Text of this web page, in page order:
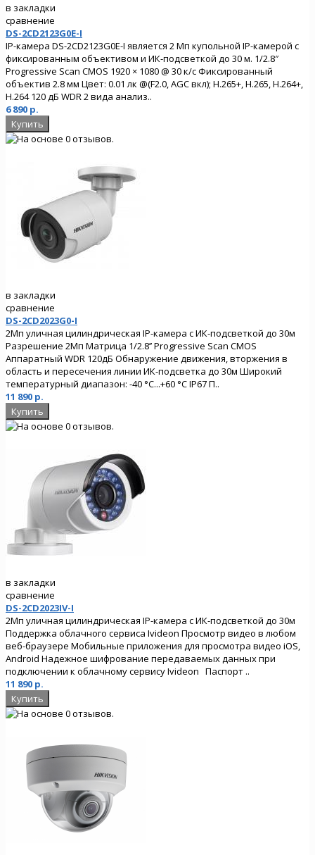
в закладки
сравнение
DS-2CD2123G0E-I
IP-камера DS-2CD2123G0E-I является 2 Мп купольной IP-камерой с
фиксированным объективом и ИК-подсветкой до 30 м. 1/2.8″
Progressive Scan CMOS 1920 × 1080 @ 30 к/с Фиксированный
объектив 2.8 мм Цвет: 0.01 лк @(F2.0, AGC вкл); H.265+, H.265, H.264+,
H.264 120 дБ WDR 2 вида анализ..
6 890 р.
в закладки
сравнение
DS-2CD2023G0-I
2Мп уличная цилиндрическая IP-камера с ИК-подсветкой до 30м
Разрешение 2Мп Матрица 1/2.8’’ Progressive Scan CMOS
Аппаратный WDR 120дБ Обнаружение движения, вторжения в
область и пересечения линии ИК-подсветка до 30м Широкий
температурный диапазон: -40 °C...+60 °C IP67 П..
11 890 р.
в закладки
сравнение
DS-2CD2023IV-I
2Мп уличная цилиндрическая IP-камера с ИК-подсветкой до 30м
Поддержка облачного сервиса Ivideon Просмотр видео в любом
веб-браузере Мобильные приложения для просмотра видео iOS,
Android Надежное шифрование передаваемых данных при
подключении к облачному сервису Ivideon Паспорт ..
11 890 р.